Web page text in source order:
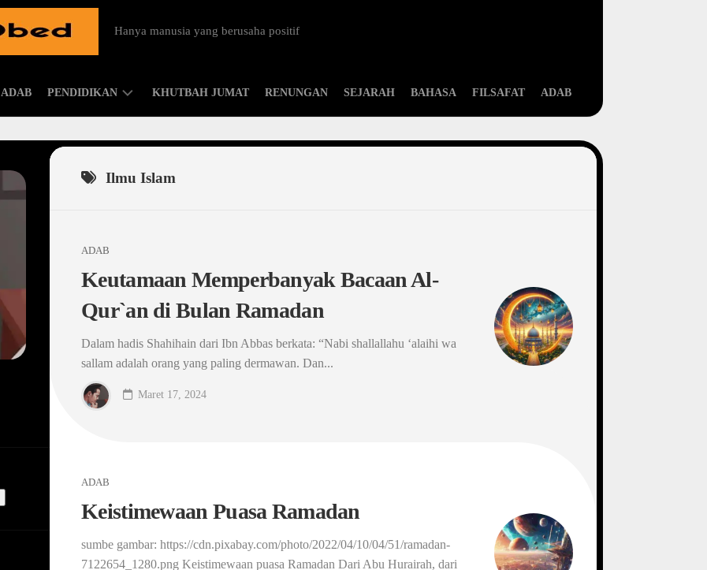
Hanya manusia yang berusaha positif
ADAB PENDIDIKAN
ISLAMIC
KHUTBAH JUMAT RENUNGAN SEJARAH BAHASA FILSAFAT ADAB
Ilmu Islam
ADAB
Keutamaan Memperbanyak Bacaan Al-
Qur`an di Bulan Ramadan
Dalam hadis Shahihain dari Ibn Abbas berkata: “Nabi shallallahu ‘alaihi wa
sallam adalah orang yang paling dermawan. Dan...
Maret 17, 2024
ADAB
Keistimewaan Puasa Ramadan
sumbe gambar: https://cdn.pixabay.com/photo/2022/04/10/04/51/ramadan-
7122654_1280.png Keistimewaan puasa Ramadan Dari Abu Hurairah, dari